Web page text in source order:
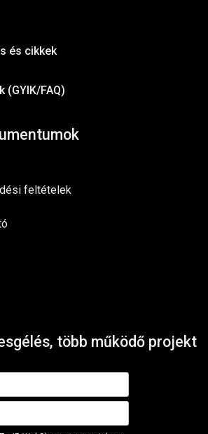
és cikkek
(GYIK/FAQ)
feltételek
több működő projekt